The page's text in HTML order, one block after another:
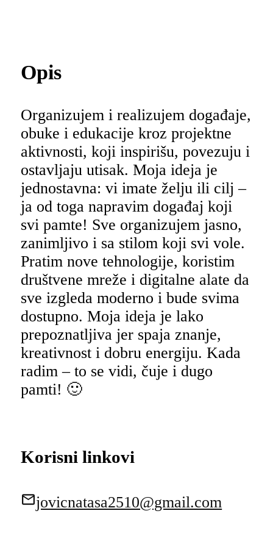
Opis
Organizujem i realizujem događaje,
obuke i edukacije kroz projektne
aktivnosti, koji inspirišu, povezuju i
ostavljaju utisak. Moja ideja je
jednostavna: vi imate želju ili cilj –
ja od toga napravim događaj koji
svi pamte! Sve organizujem jasno,
zanimljivo i sa stilom koji svi vole.
Pratim nove tehnologije, koristim
društvene mreže i digitalne alate da
sve izgleda moderno i bude svima
dostupno. Moja ideja je lako
prepoznatljiva jer spaja znanje,
kreativnost i dobru energiju. Kada
radim – to se vidi, čuje i dugo
pamti! 🙂
Korisni linkovi
jovicnatasa2510@gmail.com